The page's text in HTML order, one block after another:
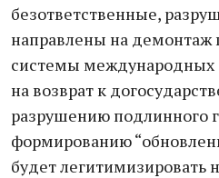
безответственные,
направлены на демонтаж
системы международных
на возврат к
разрушению подлинного
формированию
будет легитимизировать